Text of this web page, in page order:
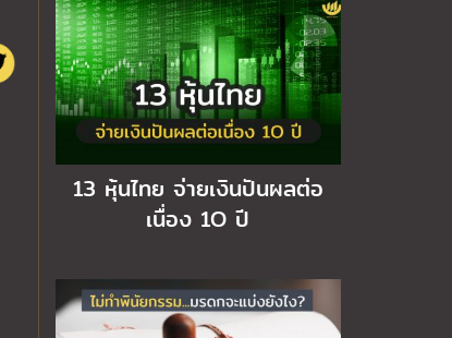
13 หุ้นไทย จ่ายเงินปันผลต่อ
เนื่อง 1O ปี